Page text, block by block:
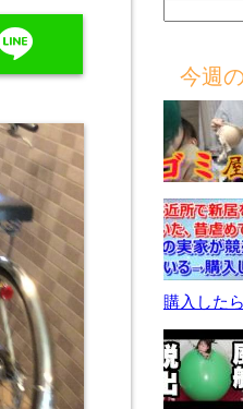
今週
購入したら